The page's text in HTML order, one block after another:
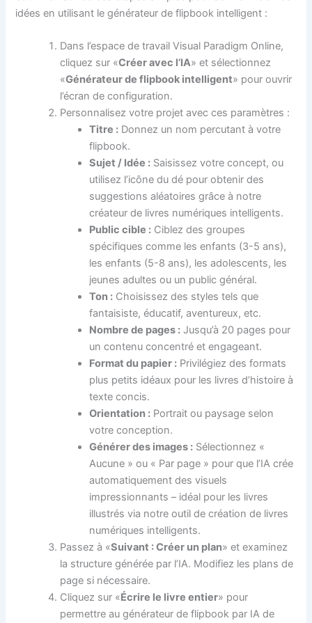
idées en utilisant le générateur de flipbook intelligent :
Dans l’espace de travail Visual Paradigm Online,
cliquez sur «Créer avec l’IA» et sélectionnez
«Générateur de flipbook intelligent» pour ouvrir
l’écran de configuration.
Personnalisez votre projet avec ces paramètres :
Titre : Donnez un nom percutant à votre
flipbook.
Sujet / Idée : Saisissez votre concept, ou
utilisez l’icône du dé pour obtenir des
suggestions aléatoires grâce à notre
créateur de livres numériques intelligents.
Public cible : Ciblez des groupes
spécifiques comme les enfants (3-5 ans),
les enfants (5-8 ans), les adolescents, les
jeunes adultes ou un public général.
Ton : Choisissez des styles tels que
fantaisiste, éducatif, aventureux, etc.
Nombre de pages : Jusqu’à 20 pages pour
un contenu concentré et engageant.
Format du papier : Privilégiez des formats
plus petits idéaux pour les livres d’histoire à
texte concis.
Orientation : Portrait ou paysage selon
votre conception.
Générer des images : Sélectionnez «
Aucune » ou « Par page » pour que l’IA crée
automatiquement des visuels
impressionnants – idéal pour les livres
illustrés via notre outil de création de livres
numériques intelligents.
Passez à «Suivant : Créer un plan» et examinez
la structure générée par l’IA. Modifiez les plans de
page si nécessaire.
Cliquez sur «Écrire le livre entier» pour
permettre au générateur de flipbook par IA de